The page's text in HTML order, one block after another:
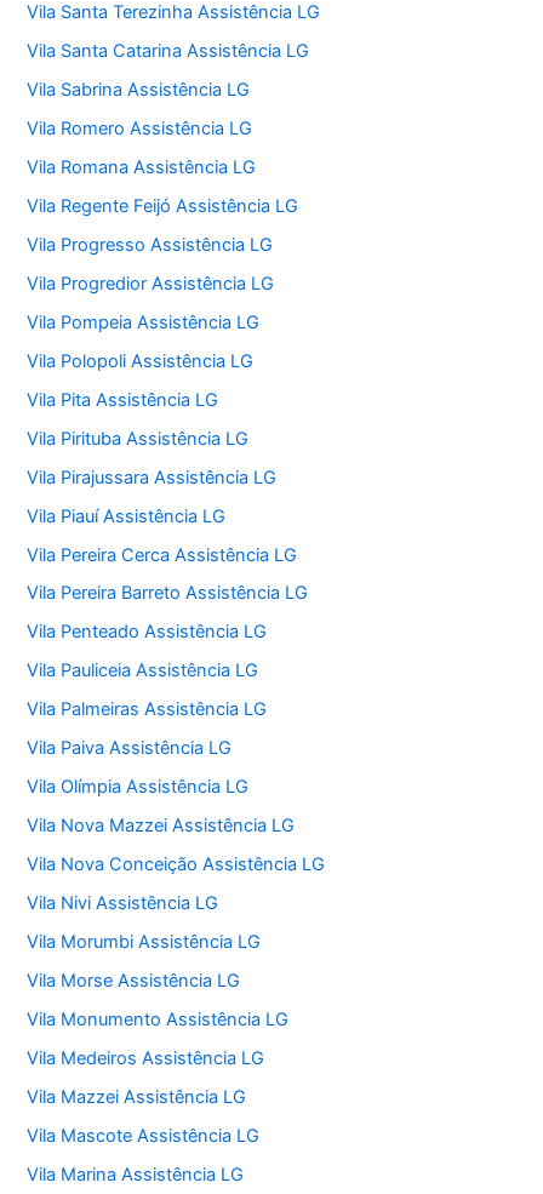
Vila Santa Terezinha Assistência LG
Vila Santa Catarina Assistência LG
Vila Sabrina Assistência LG
Vila Romero Assistência LG
Vila Romana Assistência LG
Vila Regente Feijó Assistência LG
Vila Progresso Assistência LG
Vila Progredior Assistência LG
Vila Pompeia Assistência LG
Vila Polopoli Assistência LG
Vila Pita Assistência LG
Vila Pirituba Assistência LG
Vila Pirajussara Assistência LG
Vila Piauí Assistência LG
Vila Pereira Cerca Assistência LG
Vila Pereira Barreto Assistência LG
Vila Penteado Assistência LG
Vila Pauliceia Assistência LG
Vila Palmeiras Assistência LG
Vila Paiva Assistência LG
Vila Olímpia Assistência LG
Vila Nova Mazzei Assistência LG
Vila Nova Conceição Assistência LG
Vila Nivi Assistência LG
Vila Morumbi Assistência LG
Vila Morse Assistência LG
Vila Monumento Assistência LG
Vila Medeiros Assistência LG
Vila Mazzei Assistência LG
Vila Mascote Assistência LG
Vila Marina Assistência LG